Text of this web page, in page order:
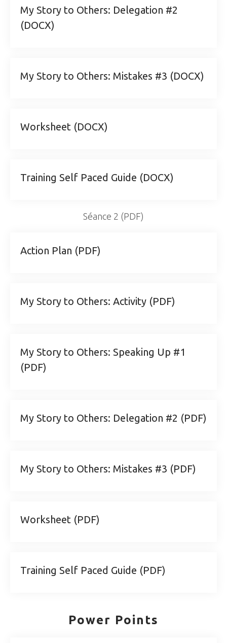
My Story to Others: Delegation #2
(DOCX)
My Story to Others: Mistakes #3 (DOCX)
Worksheet (DOCX)
Training Self Paced Guide (DOCX)
Séance 2 (PDF)
Action Plan (PDF)
My Story to Others: Activity (PDF)
My Story to Others: Speaking Up #1
(PDF)
My Story to Others: Delegation #2 (PDF)
My Story to Others: Mistakes #3 (PDF)
Worksheet (PDF)
Training Self Paced Guide (PDF)
Power Points